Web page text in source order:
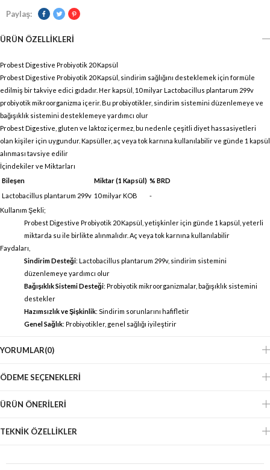
Paylaş:
ÜRÜN ÖZELLIKLERI
Probest Digestive Probiyotik 20 Kapsül
Probest Digestive Probiyotik 20 Kapsül, sindirim sağlığını desteklemek için formüle
edilmiş bir takviye edici gıdadır. Her kapsül, 10 milyar Lactobacillus plantarum 299v
probiyotik mikroorganizma içerir. Bu probiyotikler, sindirim sistemini düzenlemeye ve
bağışıklık sistemini desteklemeye yardımcı olur
Probest Digestive, gluten ve laktoz içermez, bu nedenle çeşitli diyet hassasiyetleri
olan kişiler için uygundur. Kapsüller, aç veya tok karnına kullanılabilir ve günde 1 kapsül
alınması tavsiye edilir
İçindekiler ve Miktarları
Bileşen
Miktar (1 Kapsül) % BRD
Lactobacillus plantarum 299v 10 milyar KOB
-
Kullanım Şekli;
Probest Digestive Probiyotik 20 Kapsül, yetişkinler için günde 1 kapsül, yeterli
miktarda su ile birlikte alınmalıdır. Aç veya tok karnına kullanılabilir
Faydaları,
Sindirim Desteği: Lactobacillus plantarum 299v, sindirim sistemini
düzenlemeye yardımcı olur
Bağışıklık Sistemi Desteği: Probiyotik mikroorganizmalar, bağışıklık sistemini
destekler
Hazımsızlık ve Şişkinlik: Sindirim sorunlarını hafifletir
Genel Sağlık: Probiyotikler, genel sağlığı iyileştirir
YORUMLAR(0)
ÖDEME SEÇENEKLERI
ÜRÜN ÖNERILERI
TEKNIK ÖZELLIKLER